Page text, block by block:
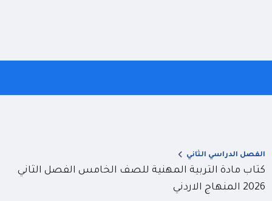
الفصل الدراسي الثاني
كتاب مادة التربية المهنية للصف الخامس الفصل الثاني
2026 المنهاج الاردني